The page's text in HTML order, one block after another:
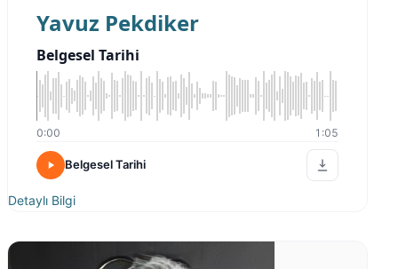
Yavuz Pekdiker
Belgesel Tarihi
0:00 1:05
Belgesel Tarihi
Detaylı Bilgi